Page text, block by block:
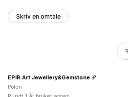
Skriv en omtale
EPIR Art Jewellery&Gemstone
Polen